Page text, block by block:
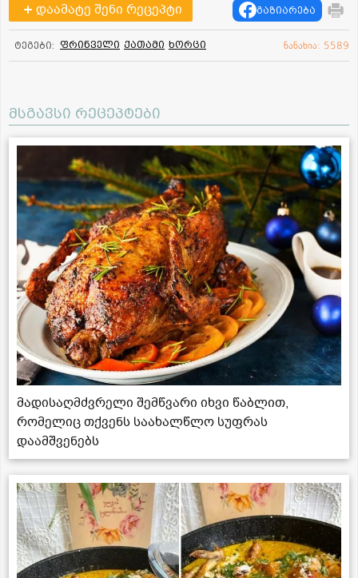
დაამატე შენი რეცეპტი გაზიარება
ტეგები: ფრინველი ქათამი ხორცი ნანახია: 5589
მსგავსი რეცეპტები
მადისაღმძვრელი შემწვარი იხვი წაბლით,
რომელიც თქვენს საახალწლო სუფრას
დაამშვენებს